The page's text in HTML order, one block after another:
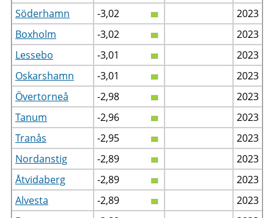
Söderhamn
-3,02
2023
Boxholm
-3,02
2023
Lessebo
-3,01
2023
Oskarshamn
-3,01
2023
Övertorneå
-2,98
2023
Tanum
-2,96
2023
Tranås
-2,95
2023
Nordanstig
-2,89
2023
Åtvidaberg
-2,89
2023
Alvesta
-2,89
2023